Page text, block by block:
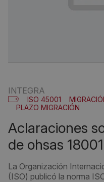
INTEGRA
ISO 45001
PLAZO MIGRACIÓN
aclaraciones sobre la migración
de ohsas
La Organización
(ISO) publicó la norma